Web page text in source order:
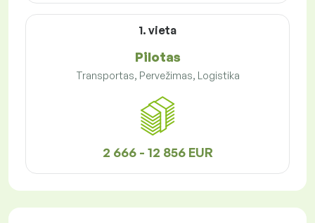
1. vieta
Pilotas
Transportas, Pervežimas, Logistika
2 666 - 12 856 EUR